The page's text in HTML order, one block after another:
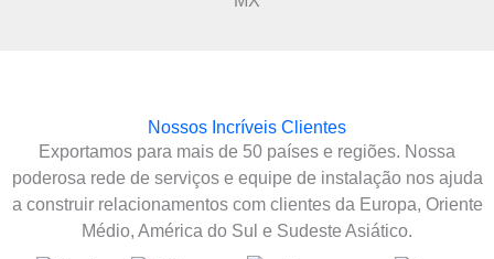
Nossos Incríveis Clientes
Exportamos para mais de 50 países e regiões. Nossa
poderosa rede de serviços e equipe de instalação nos ajuda
a construir relacionamentos com clientes da Europa, Oriente
Médio, América do Sul e Sudeste Asiático.